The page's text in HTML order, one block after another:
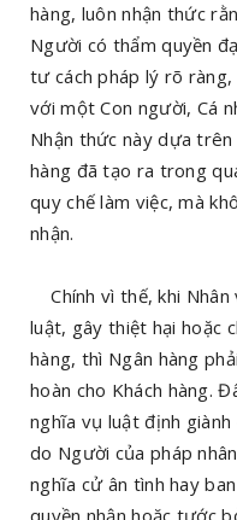
hàng, luôn nhận thức
Người có thẩm quyền
tư cách pháp lý rõ ràng,
với một Con người, Cá
Nhận thức này dựa
hàng đã tạo ra trong
quy chế làm việc, mà
nhận.
Chính vì thế, khi Nhân
luật, gây thiệt hại hoặc
hàng, thì Ngân hàng
hoàn cho Khách hàng.
nghĩa vụ luật định
do Người của pháp
nghĩa cử ân tình hay
quyền nhận hoặc tước